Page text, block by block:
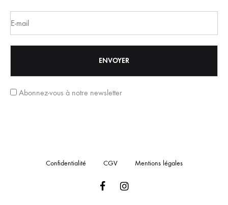
Abonnez-vous à notre newsletter
Confidentialité CGV Mentions légales
FacebookInstagram